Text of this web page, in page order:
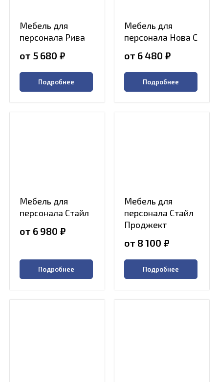
Мебель для
персонала Рива
от 5 680 ₽
Подробнее
Мебель для
персонала Нова С
от 6 480 ₽
Подробнее
Мебель для
персонала Стайл
от 6 980 ₽
Подробнее
Мебель для
персонала Стайл
Проджект
от 8 100 ₽
Подробнее